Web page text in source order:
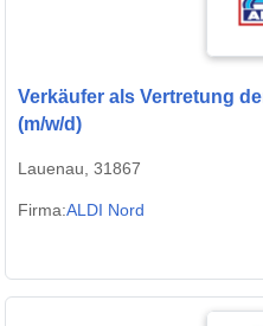
Verkäufer als Vertretung
(m/w/d)
Lauenau, 31867
Firma:ALDI Nord